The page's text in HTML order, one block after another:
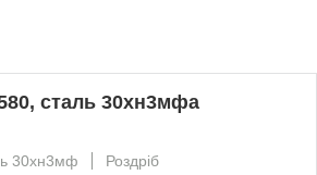
сталь 30хн3мфа
30хн3мф
Роздріб